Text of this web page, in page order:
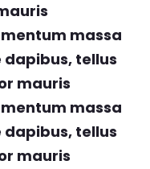
massa
dapibus, tellus
mauris
massa
dapibus, tellus
mauris